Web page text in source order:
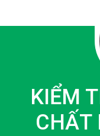
KIỂM
CHẤT